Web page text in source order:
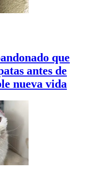
que
antes de
nueva vida